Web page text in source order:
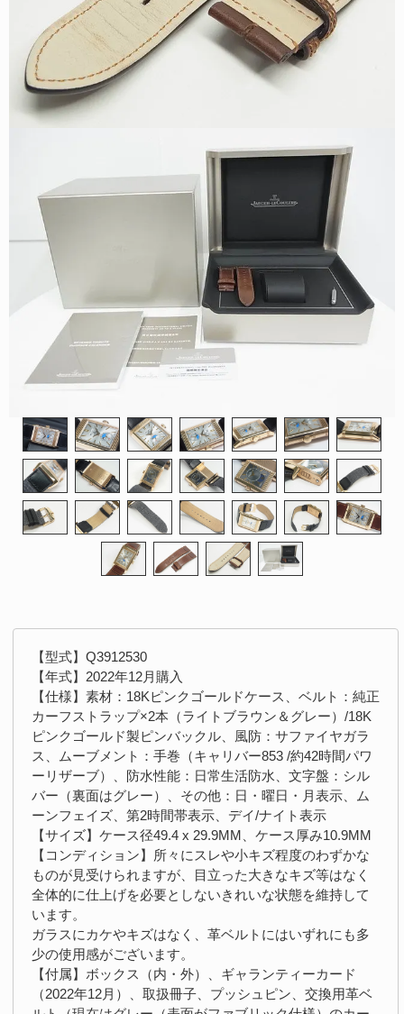
【型式】Q3912530
【年式】2022年12月購入
【仕様】素材：18Kピンクゴールドケース、ベルト：純正
カーフストラップ×2本（ライトブラウン＆グレー）/18K
ピンクゴールド製ピンバックル、風防：サファイヤガラ
ス、ムーブメント：手巻（キャリバー853 /約42時間パワ
ーリザーブ）、防水性能：日常生活防水、文字盤：シル
バー（裏面はグレー）、その他：日・曜日・月表示、ム
ーンフェイズ、第2時間帯表示、デイ/ナイト表示
【サイズ】ケース径49.4 x 29.9MM、ケース厚み10.9MM
【コンディション】所々にスレや小キズ程度のわずかな
ものが見受けられますが、目立った大きなキズ等はなく
全体的に仕上げを必要としないきれいな状態を維持して
います。
ガラスにカケやキズはなく、革ベルトにはいずれにも多
少の使用感がございます。
【付属】ボックス（内・外）、ギャランティーカード
（2022年12月）、取扱冊子、プッシュピン、交換用革ベ